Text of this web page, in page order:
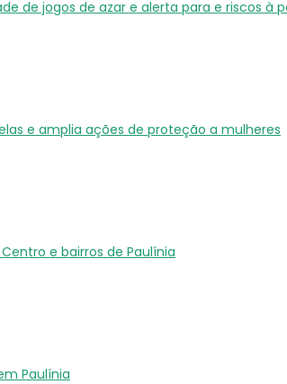
de jogos de azar e alerta para e riscos à
e amplia ações de proteção a mulheres
e bairros de Paulínia
Paulínia